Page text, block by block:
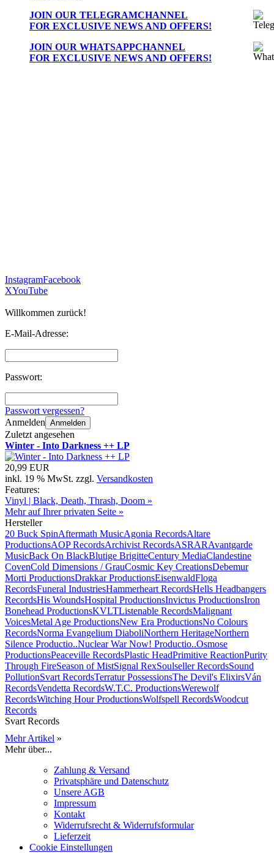
JOIN OUR TELEGRAMCHANNEL
FOR EXCLUSIVE NEWS AND OFFERS!
JOIN OUR WHATSAPPCHANNEL
FOR EXCLUSIVE NEWS AND OFFERS!
InstagramFacebook
XYouTube
Willkommen zurück!
E-Mail-Adresse:
Passwort:
Passwort vergessen?
Anmelden Anmelden
Zuletzt angesehen
Winter - Into Darkness ++ LP
20,99 EUR
inkl. 19 % MwSt. zzgl. Versandkosten
Features:
Vinyl | Black, Death, Thrash, Doom »
Mehr auf Ihrer privaten Seite »
Hersteller
20 Buck SpinAftermath MusicAgonia RecordsAltare
ProductionsAOP RecordsArchivist RecordsASRARAvantgarde
MusicBack On BlackBlutige BrigitteCentury MediaClandestine
CovenCold Dimensions / GrauCosmic Key CreationsDebemur
Morti ProductionsDrakkar ProductionsEisenwaldFloga
RecordsFuneral IndustriesHammerheart RecordsHells Headbangers
RecordsHis WoundsHospital ProductionsInvictus ProductionsIron
Bonehead ProductionsKVLTListenable RecordsMalignant
VoicesMetal Age ProductionsNew Era ProductionsNo Colours
RecordsNorma Evangelium DiaboliNorthern HeritageNorthern
Silence Productio..Nuclear War Now! Productio..Osmose
ProductionsPeaceville RecordsPlastic HeadPrimitive ReactionPurity
Through FireSeason of MistSignal RexSoulseller RecordsSound
PollutionSvart RecordsTerratur PossessionsThe Devil's ElixirsVán
RecordsVendetta RecordsW.T.C. ProductionsWerewolf
RecordsWitching Hour ProductionsWolfspell RecordsWoodcut
Records
Svart Records
Mehr Artikel »
Mehr über...
Zahlung & Versand
Privatsphäre und Datenschutz
Unsere AGB
Impressum
Kontakt
Widerrufsrecht & Widerrufsformular
Lieferzeit
Cookie Einstellungen